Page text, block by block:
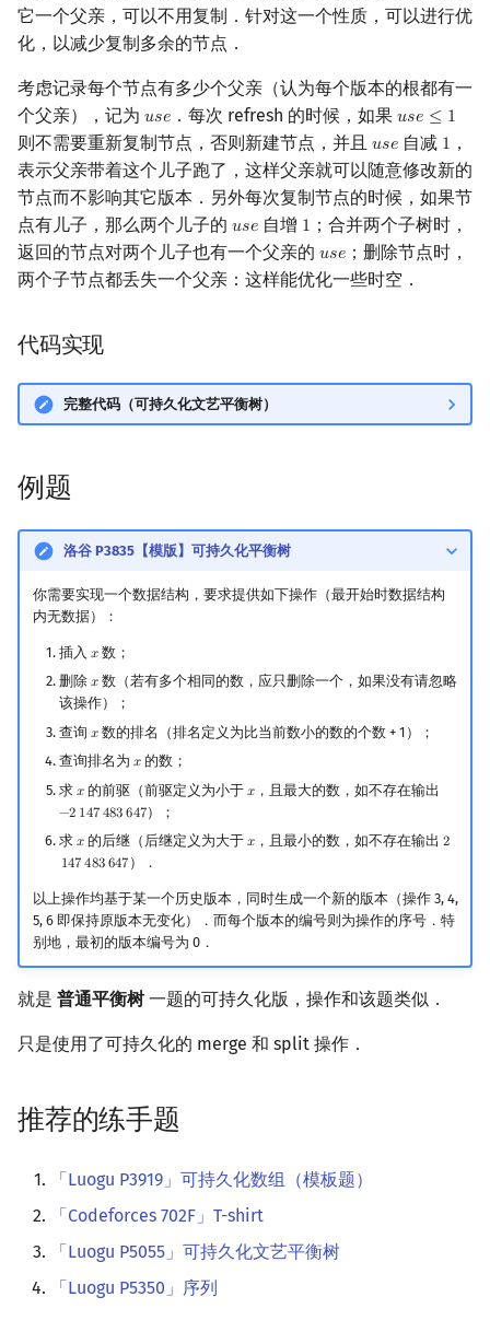
它一个父亲，可以不用复制．针对这一个性质，可以进行优
化，以减少复制多余的节点．
考虑记录每个节点有多少个父亲（认为每个版本的根都有一
个父亲），记为 𝑢𝑠𝑒
use ．每次 refresh 的时候，如果𝑢𝑠𝑒 ≤ 1
use ≤1
则不需要重新复制节点，否则新建节点，并且 𝑢𝑠𝑒
use 自减 1
1 ，
表示父亲带着这个儿子跑了，这样父亲就可以随意修改新的
节点而不影响其它版本．另外每次复制节点的时候，如果节
点有儿子，那么两个儿子的 𝑢𝑠𝑒
use 自增 1
1 ；合并两个子树时，
返回的节点对两个儿子也有一个父亲的 𝑢𝑠𝑒
use ；删除节点时，
两个子节点都丢失一个父亲：这样能优化一些时空．
代码实现
完整代码（可持久化文艺平衡树）
例题
洛谷 P3835【模版】可持久化平衡树
你需要实现一个数据结构，要求提供如下操作（最开始时数据结构
内无数据）：
插入 𝑥
x数；
删除 𝑥
x数（若有多个相同的数，应只删除一个，如果没有请忽略
该操作）；
查询 𝑥
x数的排名（排名定义为比当前数小的数的个数 + 1）；
查询排名为 𝑥
x的数；
求 𝑥
x的前驱（前驱定义为小于 𝑥
x ，且最大的数，如不存在输出
−2 147483647
−2147483647
）；
求 𝑥
x的后继（后继定义为大于 𝑥
x ，且最小的数，如不存在输出2
147483647
2
）．
以上操作均基于某一个历史版本，同时生成一个新的版本（操作 3, 4,
5, 6 即保持原版本无变化）．而每个版本的编号则为操作的序号．特
别地，最初的版本编号为 0．
就是 普通平衡树一题的可持久化版，操作和该题类似．
只是使用了可持久化的 merge 和 split 操作．
推荐的练手题
「Luogu P3919」可持久化数组（模板题）
「Codeforces 702F」T-shirt
「Luogu P5055」可持久化文艺平衡树
「Luogu P5350」序列